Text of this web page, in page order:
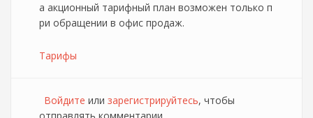
а акционный тарифный план возможен только п
ри обращении в офис продаж.
Тарифы
Войдите или зарегистрируйтесь, чтобы